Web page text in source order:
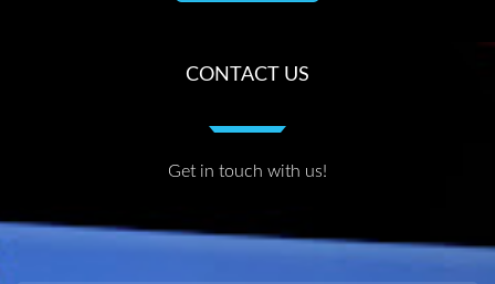
CONTACT US
Get in touch with us!